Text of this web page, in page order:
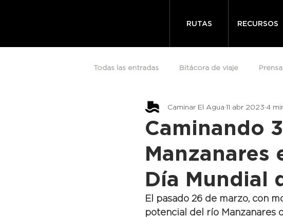
RUTAS RECURSOS
Todas las entradas Bitácora de viaje Prensa
Caminando
Manzanares
Día Mundial
Caminar El Agua 11 abr 2023 4
El pasado 26 de marzo, con
potencial del río Manzanares